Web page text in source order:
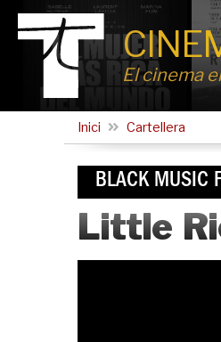
El cinema
Inici Cartellera
BLACK MUSIC
Little